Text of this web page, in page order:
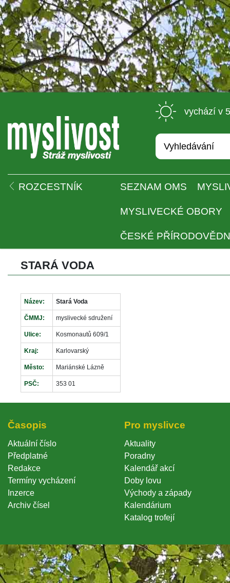
vychází v
ROZCESTNÍK SEZNAM OMS
MYSLIVECKÉ OBORY
ČESKÉ
STARÁ VODA
Název: Stará Voda
ČMMJ: myslivecké sdružení
Ulice: Kosmonautů 609/1
Kraj: Karlovarský
Město: Mariánské Lázně
PSČ: 353 01
Časopi
Aktuální číslo
Předplatné
Redakce
Termíny vycházení
Inzerce
Archiv čísel
Pro myslivce
Aktuality
Poradny
Kalendář akcí
Doby lovu
Východy a západy
Kalendárium
Katalog trofejí